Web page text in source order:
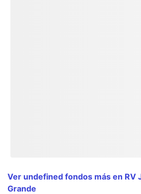
Ver undefined fondos más en RV
Grande